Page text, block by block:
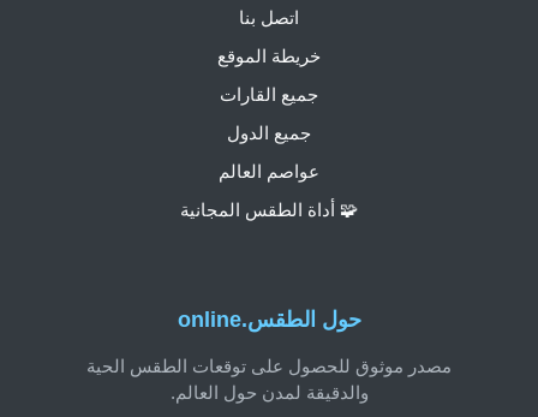
حول الطقس.online
مصدر موثوق للحصول على توقعات الطقس الحية
والدقيقة لمدن حول العالم.
اتصل بنا
خريطة الموقع
جميع القارات
جميع الدول
عواصم العالم
🧩 أداة الطقس المجانية